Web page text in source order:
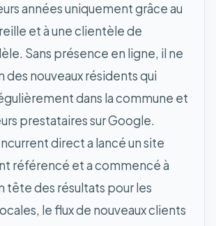
années uniquement grâce au
et à une clientèle de
Sans présence en ligne, il ne
des nouveaux résidents qui
dans la commune et
prestataires sur Google.
direct a lancé un site
référencé et a commencé à
tête des résultats pour les
le flux de nouveaux clients